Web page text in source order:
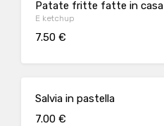
Patate fritte fatte in casa
E ketchup
7.50 €
Salvia in pastella
7.00 €